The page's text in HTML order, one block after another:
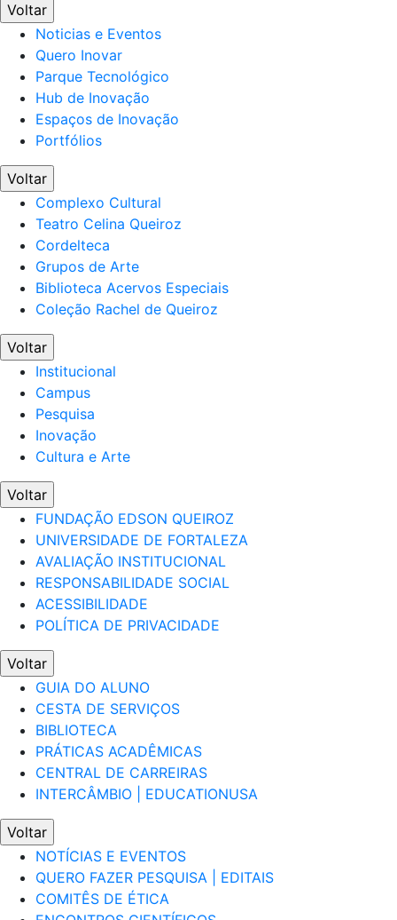
Voltar
Noticias e Eventos
Quero Inovar
Parque Tecnológico
Hub de Inovação
Espaços de Inovação
Portfólios
Voltar
Complexo Cultural
Teatro Celina Queiroz
Cordelteca
Grupos de Arte
Biblioteca Acervos Especiais
Coleção Rachel de Queiroz
Voltar
Institucional
Campus
Pesquisa
Inovação
Cultura e Arte
Voltar
FUNDAÇÃO EDSON QUEIROZ
UNIVERSIDADE DE FORTALEZA
AVALIAÇÃO INSTITUCIONAL
RESPONSABILIDADE SOCIAL
ACESSIBILIDADE
POLÍTICA DE PRIVACIDADE
Voltar
GUIA DO ALUNO
CESTA DE SERVIÇOS
BIBLIOTECA
PRÁTICAS ACADÊMICAS
CENTRAL DE CARREIRAS
INTERCÂMBIO | EDUCATIONUSA
Voltar
NOTÍCIAS E EVENTOS
QUERO FAZER PESQUISA | EDITAIS
COMITÊS DE ÉTICA